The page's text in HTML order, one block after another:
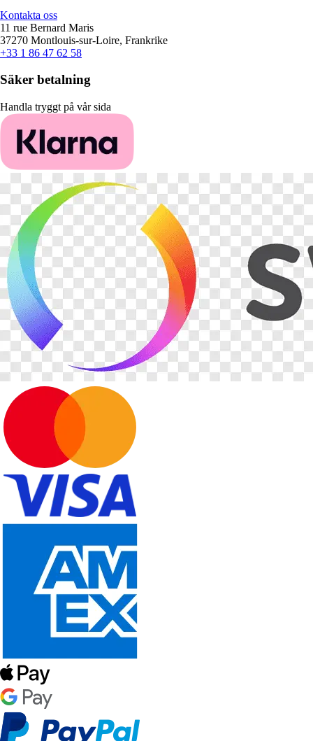
Kontakta oss
11 rue Bernard Maris
37270 Montlouis-sur-Loire, Frankrike
+33 1 86 47 62 58
Säker betalning
Handla tryggt på vår sida